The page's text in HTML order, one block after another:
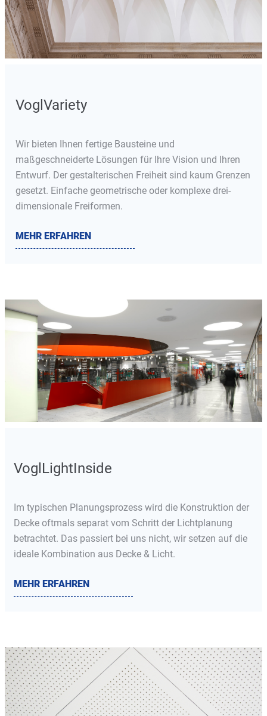
VoglVariety
Wir bieten Ihnen fertige Bausteine und
maßgeschneiderte Lösungen für Ihre Vision und Ihren
Entwurf. Der gestalterischen Freiheit sind kaum Grenzen
gesetzt. Einfache geometrische oder komplexe drei-
dimensionale Freiformen.
MEHR ERFAHREN
VoglLightInside
Im typischen Planungsprozess wird die Konstruktion der
Decke oftmals separat vom Schritt der Lichtplanung
betrachtet. Das passiert bei uns nicht, wir setzen auf die
ideale Kombination aus Decke & Licht.
MEHR ERFAHREN